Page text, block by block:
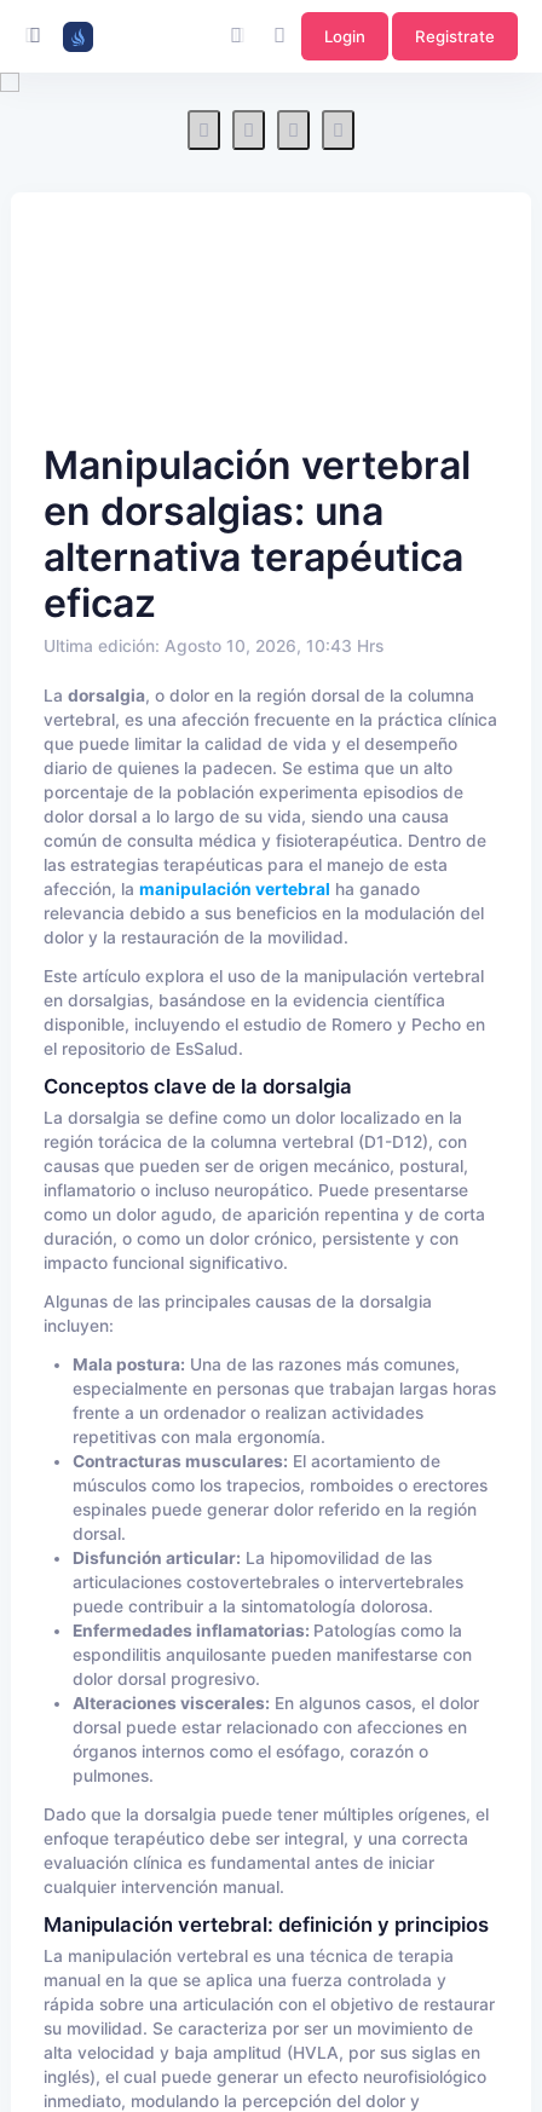
Login Registrate
Manipulación vertebral
en dorsalgias: una
alternativa terapéutica
eficaz
Ultima edición: Agosto 10, 2026, 10:43 Hrs
La dorsalgia, o dolor en la región dorsal de la columna
vertebral, es una afección frecuente en la práctica clínica
que puede limitar la calidad de vida y el desempeño
diario de quienes la padecen. Se estima que un alto
porcentaje de la población experimenta episodios de
dolor dorsal a lo largo de su vida, siendo una causa
común de consulta médica y fisioterapéutica. Dentro de
las estrategias terapéuticas para el manejo de esta
afección, la manipulación vertebral ha ganado
relevancia debido a sus beneficios en la modulación del
dolor y la restauración de la movilidad.
Este artículo explora el uso de la manipulación vertebral
en dorsalgias, basándose en la evidencia científica
disponible, incluyendo el estudio de Romero y Pecho en
el repositorio de EsSalud.
Conceptos clave de la dorsalgia
La dorsalgia se define como un dolor localizado en la
región torácica de la columna vertebral (D1-D12), con
causas que pueden ser de origen mecánico, postural,
inflamatorio o incluso neuropático. Puede presentarse
como un dolor agudo, de aparición repentina y de corta
duración, o como un dolor crónico, persistente y con
impacto funcional significativo.
Algunas de las principales causas de la dorsalgia
incluyen:
Mala postura: Una de las razones más comunes,
especialmente en personas que trabajan largas horas
frente a un ordenador o realizan actividades
repetitivas con mala ergonomía.
Contracturas musculares: El acortamiento de
músculos como los trapecios, romboides o erectores
espinales puede generar dolor referido en la región
dorsal.
Disfunción articular: La hipomovilidad de las
articulaciones costovertebrales o intervertebrales
puede contribuir a la sintomatología dolorosa.
Enfermedades inflamatorias: Patologías como la
espondilitis anquilosante pueden manifestarse con
dolor dorsal progresivo.
Alteraciones viscerales: En algunos casos, el dolor
dorsal puede estar relacionado con afecciones en
órganos internos como el esófago, corazón o
pulmones.
Dado que la dorsalgia puede tener múltiples orígenes, el
enfoque terapéutico debe ser integral, y una correcta
evaluación clínica es fundamental antes de iniciar
cualquier intervención manual.
Manipulación vertebral: definición y principios
La manipulación vertebral es una técnica de terapia
manual en la que se aplica una fuerza controlada y
rápida sobre una articulación con el objetivo de restaurar
su movilidad. Se caracteriza por ser un movimiento de
alta velocidad y baja amplitud (HVLA, por sus siglas en
inglés), el cual puede generar un efecto neurofisiológico
inmediato, modulando la percepción del dolor y